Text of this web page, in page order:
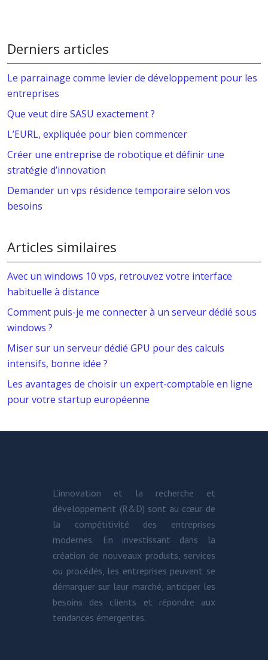
Derniers articles
Le parrainage comme levier de développement pour les
entreprises
Que veut dire SASU exactement ?
L’EURL, expliquée pour bien commencer
Créer une entreprise de robotique et définir une
stratégie d’innovation
Demander un vps résidence temporaire selon vos
besoins
Articles similaires
Avec un windows 10 vps, retrouvez votre interface
habituelle à distance
Comment puis-je me connecter à un serveur dédié sous
windows ?
Miser sur un serveur dédié GPU pour des calculs
intensifs, bonne idée ?
Les avantages de choisir un expert-comptable en ligne
pour votre startup européenne
L’innovation et la recherche et
développement (R&D) sont au cœur de
la compétitivité des entreprises
modernes. En investissant dans la
création de nouveaux produits, services
ou procédés, les entreprises peuvent se
démarquer sur leur marché, anticiper les
besoins des clients et répondre aux
tendances émergentes.